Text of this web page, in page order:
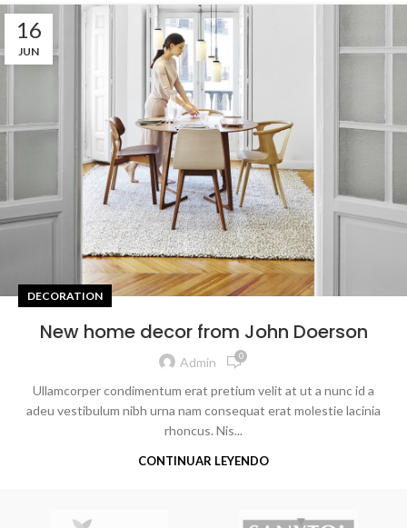
16
JUN
DECORATION
New home decor from John Doerson
Admin 0
Ullamcorper condimentum erat pretium velit at ut a nunc id a
adeu vestibulum nibh urna nam consequat erat molestie lacinia
rhoncus. Nis...
CONTINUAR LEYENDO